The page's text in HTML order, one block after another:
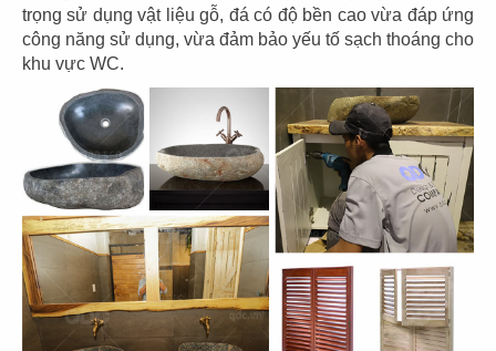
trọng sử dụng vật liệu gỗ, đá có độ bền cao vừa đáp ứng
công năng sử dụng, vừa đảm bảo yếu tố sạch thoáng cho
khu vực WC.
SUSHI WAY
CN PXL - Q.Bình Thạnh
88
SUSHI WAY
CN Phạm Ngọc Thạch - Q.3
89
SUSHI MASA
90
TOKYO DELI